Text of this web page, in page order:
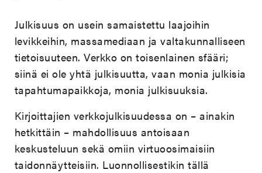
Julkisuus on usein samaistettu laajoihin
levikkeihin, massamediaan ja valtakunnalliseen
tietoisuuteen. Verkko on toisenlainen sfääri;
siinä ei ole yhtä julkisuutta, vaan monia julkisia
tapahtumapaikkoja, monia julkisuuksia.
Kirjoittajien verkkojulkisuudessa on – ainakin
hetkittäin – mahdollisuus antoisaan
keskusteluun sekä omiin virtuoosimaisiin
taidonnäytteisiin. Luonnollisestikin tällä